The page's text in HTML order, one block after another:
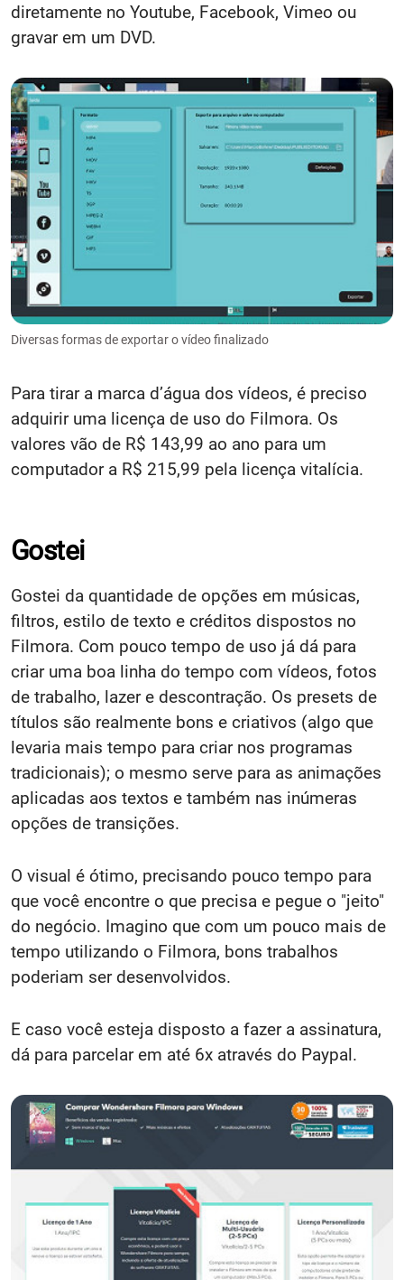
diretamente no Youtube, Facebook, Vimeo ou
gravar em um DVD.
Diversas formas de exportar o vídeo finalizado
Para tirar a marca d’água dos vídeos, é preciso
adquirir uma licença de uso do Filmora. Os
valores vão de R$ 143,99 ao ano para um
computador a R$ 215,99 pela licença vitalícia.
Gostei
Gostei da quantidade de opções em músicas,
filtros, estilo de texto e créditos dispostos no
Filmora. Com pouco tempo de uso já dá para
criar uma boa linha do tempo com vídeos, fotos
de trabalho, lazer e descontração. Os presets de
títulos são realmente bons e criativos (algo que
levaria mais tempo para criar nos programas
tradicionais); o mesmo serve para as animações
aplicadas aos textos e também nas inúmeras
opções de transições.
O visual é ótimo, precisando pouco tempo para
que você encontre o que precisa e pegue o "jeito"
do negócio. Imagino que com um pouco mais de
tempo utilizando o Filmora, bons trabalhos
poderiam ser desenvolvidos.
E caso você esteja disposto a fazer a assinatura,
dá para parcelar em até 6x através do Paypal.